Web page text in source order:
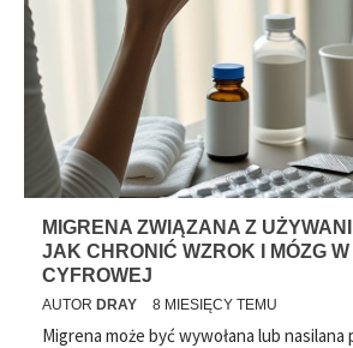
MIGRENA ZWIĄZANA Z
JAK CHRONIĆ WZROK I MÓZG
CYFROWEJ
AUTOR DRAY 8 MIESIĘCY TEMU
Migrena może być wywołana lub nasilana